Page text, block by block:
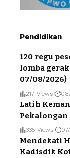
Pendidikan
120 regu
lomba
07/08/2026)
217 Views
Latih
Pekalongan
335 Views
Mendekati
Kadisdik